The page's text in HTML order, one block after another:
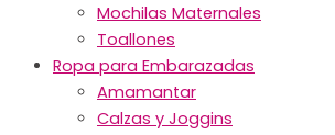
Mochilas Maternales
Toallones
Ropa para Embarazadas
Amamantar
Calzas y Joggins